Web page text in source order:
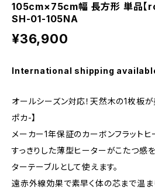
105cm×75cm幅 長方形 単品
SH-01-105NA
¥36,900
International shipping
オールシーズン対応！天然木の1枚板
ポカ-】
メーカー1年保証のカーボンフラットヒ
すっきりした薄型ヒーターがこたつ感
ターテーブルとして使えます。
遠赤外線効果で素早く体の芯まで温ま